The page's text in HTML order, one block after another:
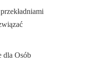
dla Osób